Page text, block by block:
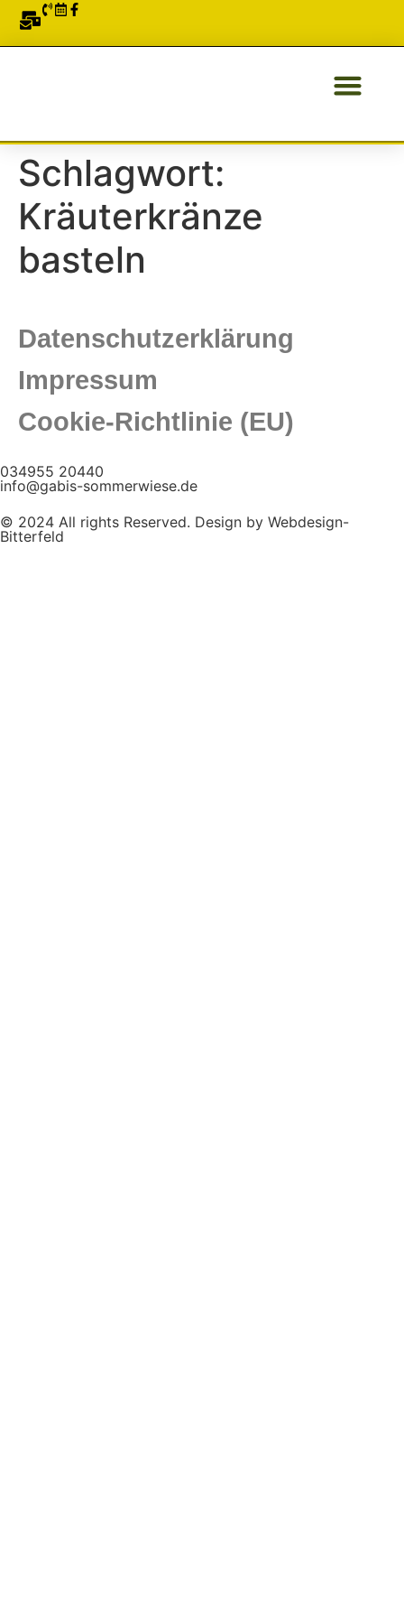
Schlagwort:
Kräuterkränze
basteln
Datenschutzerklärung
Impressum
Cookie-Richtlinie (EU)
034955 20440
info@gabis-sommerwiese.de
© 2024 All rights Reserved. Design by Webdesign-
Bitterfeld